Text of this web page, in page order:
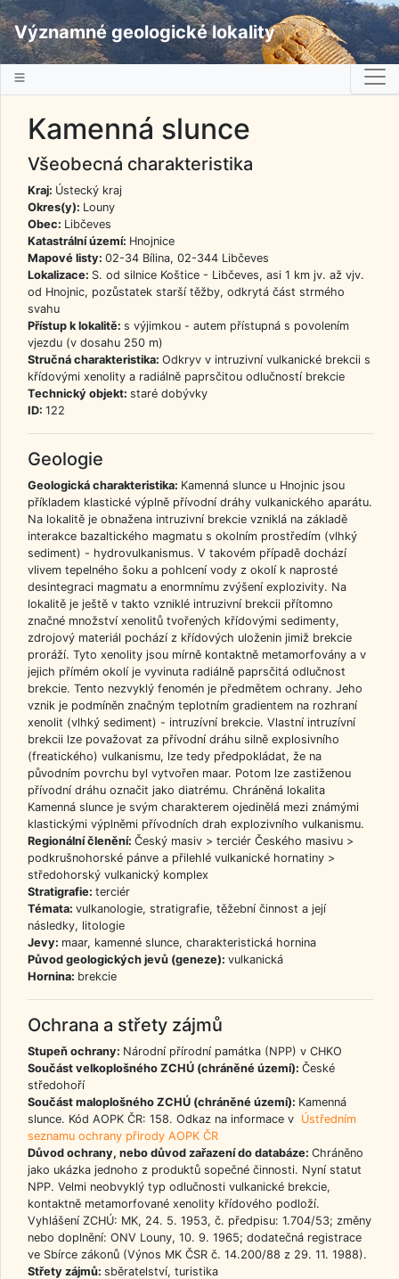
Významné geologické lokality
Kamenná slunce
Všeobecná charakteristika
Kraj: Ústecký kraj
Okres(y): Louny
Obec: Libčeves
Katastrální území: Hnojnice
Mapové listy: 02-34 Bílina, 02-344 Libčeves
Lokalizace: S. od silnice Koštice - Libčeves, asi 1 km jv. až vjv.
od Hnojnic, pozůstatek starší těžby, odkrytá část strmého
svahu
Přístup k lokalitě: s výjimkou - autem přístupná s povolením
vjezdu (v dosahu 250 m)
Stručná charakteristika: Odkryv v intruzivní vulkanické brekcii s
křídovými xenolity a radiálně paprsčitou odlučností brekcie
Technický objekt: staré dobývky
ID: 122
Geologie
Geologická charakteristika: Kamenná slunce u Hnojnic jsou
příkladem klastické výplně přívodní dráhy vulkanického aparátu.
Na lokalitě je obnažena intruzivní brekcie vzniklá na základě
interakce bazaltického magmatu s okolním prostředím (vlhký
sediment) - hydrovulkanismus. V takovém případě dochází
vlivem tepelného šoku a pohlcení vody z okolí k naprosté
desintegraci magmatu a enormnímu zvýšení explozivity. Na
lokalitě je ještě v takto vzniklé intruzivní brekcii přítomno
značné množství xenolitů tvořených křídovými sedimenty,
zdrojový materiál pochází z křídových uloženin jimiž brekcie
proráží. Tyto xenolity jsou mírně kontaktně metamorfovány a v
jejich přímém okolí je vyvinuta radiálně paprsčitá odlučnost
brekcie. Tento nezvyklý fenomén je předmětem ochrany. Jeho
vznik je podmíněn značným teplotním gradientem na rozhraní
xenolit (vlhký sediment) - intruzívní brekcie. Vlastní intruzívní
brekcii lze považovat za přívodní dráhu silně explosivního
(freatického) vulkanismu, lze tedy předpokládat, že na
původním povrchu byl vytvořen maar. Potom lze zastiženou
přívodní dráhu označit jako diatrému. Chráněná lokalita
Kamenná slunce je svým charakterem ojedinělá mezi známými
klastickými výplněmi přívodních drah explozivního vulkanismu.
Regionální členění: Český masiv > terciér Českého masivu >
podkrušnohorské pánve a přilehlé vulkanické hornatiny >
středohorský vulkanický komplex
Stratigrafie: terciér
Témata: vulkanologie, stratigrafie, těžební činnost a její
následky, litologie
Jevy: maar, kamenné slunce, charakteristická hornina
Původ geologických jevů (geneze): vulkanická
Hornina: brekcie
Ochrana a střety zájmů
Stupeň ochrany: Národní přírodní památka (NPP) v CHKO
Součást velkoplošného ZCHÚ (chráněné území): České
středohoří
Součást maloplošného ZCHÚ (chráněné území): Kamenná
slunce. Kód AOPK ČR: 158. Odkaz na informace v Ústředním
seznamu ochrany přirody AOPK ČR
Důvod ochrany, nebo důvod zařazení do databáze: Chráněno
jako ukázka jednoho z produktů sopečné činnosti. Nyní statut
NPP. Velmi neobvyklý typ odlučnosti vulkanické brekcie,
kontaktně metamorfované xenolity křídového podloží.
Vyhlášení ZCHÚ: MK, 24. 5. 1953, č. předpisu: 1.704/53; změny
nebo doplnění: ONV Louny, 10. 9. 1965; dodatečná registrace
ve Sbírce zákonů (Výnos MK ČSR č. 14.200/88 z 29. 11. 1988).
Střety zájmů: sběratelství, turistika